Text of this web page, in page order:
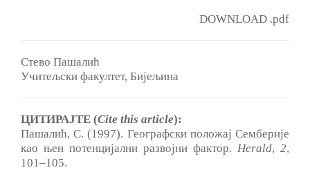
DOWNLOAD .pdf
Стево Пашалић
Учитељски факултет, Бијељина
ЦИТИРАЈТЕ (Cite this article):
Пашалић, С. (1997). Географски положај Семберије
кao њен потенциjални развојни фактор. Herald, 2,
101‒105.